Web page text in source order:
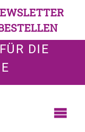
DIE